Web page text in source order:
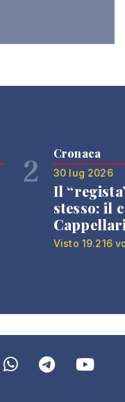
2 Cronaca
30 lug 2026
Il
stesso: il
Visto 19.216